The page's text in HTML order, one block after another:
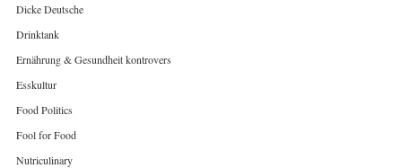
Dicke Deutsche
Drinktank
Ernährung & Gesundheit kontrovers
Esskultur
Food Politics
Fool for Food
Nutriculinary